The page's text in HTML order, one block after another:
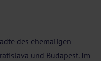
des ehemaligen
und Budapest. Im